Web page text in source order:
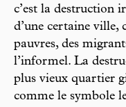
c’est la destruction
d’une certaine ville,
pauvres, des
l’informel. La
plus vieux quartier
comme le symbole